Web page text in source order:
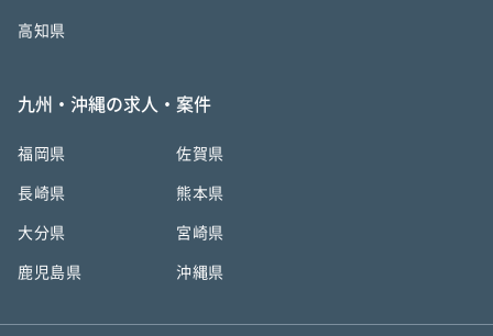
高知県
九州・沖縄の求人・案件
福岡県 佐賀県
長崎県 熊本県
大分県 宮崎県
鹿児島県 沖縄県